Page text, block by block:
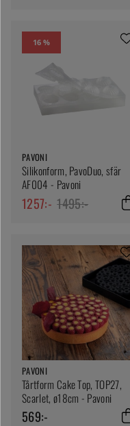
16 %
PAVONI
Silikonform, PavoDuo, sfär
AF004 - Pavoni
1257:- 1495:-
PAVONI
Tårtform Cake Top, TOP27,
Scarlet, ø18cm - Pavoni
569:-